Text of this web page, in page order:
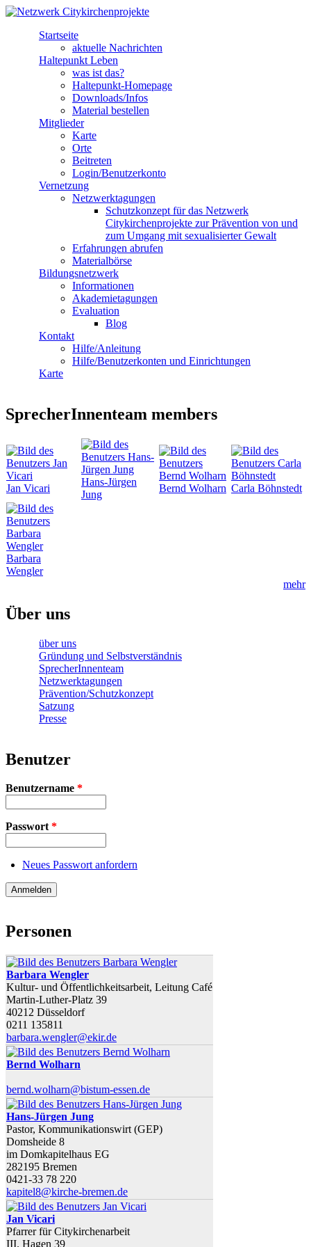
Direkt zum Inhalt
Netzwerk
Citykirchenprojekte
Startseite
aktuelle Nachrichten
Haltepunkt Leben
was ist das?
Haltepunkt-Homepage
Downloads/Infos
Material bestellen
Mitglieder
Karte
Orte
Beitreten
Login/Benutzerkonto
Vernetzung
Netzwerktagungen
Schutzkonzept für das Netzwerk
Citykirchenprojekte zur Prävention von und
zum Umgang mit sexualisierter Gewalt
Erfahrungen abrufen
Materialbörse
Bildungsnetzwerk
Informationen
Akademietagungen
Evaluation
Blog
Kontakt
Hilfe/Anleitung
Hilfe/Benutzerkonten und Einrichtungen
Karte
SprecherInnenteam members
Jan Vicari
Hans-Jürgen
Jung
Bernd Wolharn Carla Böhnstedt
Barbara
Wengler
mehr
Über uns
über uns
Gründung und Selbstverständnis
SprecherInnenteam
Netzwerktagungen
Prävention/Schutzkonzept
Satzung
Presse
Benutzer
Benutzername *
Passwort*
Neues Passwort anfordern
Personen
Barbara Wengler
Kultur- und Öffentlichkeitsarbeit, Leitung Café
Martin-Luther-Platz 39
40212 Düsseldorf
0211 135811
barbara.wengler@ekir.de
Bernd Wolharn
bernd.wolharn@bistum-essen.de
Hans-Jürgen Jung
Pastor, Kommunikationswirt (GEP)
Domsheide 8
im Domkapitelhaus EG
282195 Bremen
0421-33 78 220
kapitel8@kirche-bremen.de
Jan Vicari
Pfarrer für Citykirchenarbeit
III. Hagen 39